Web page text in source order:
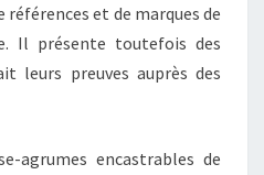
et de marques de
Il présente toutefois des
leurs preuves auprès des
agrumes encastrables de